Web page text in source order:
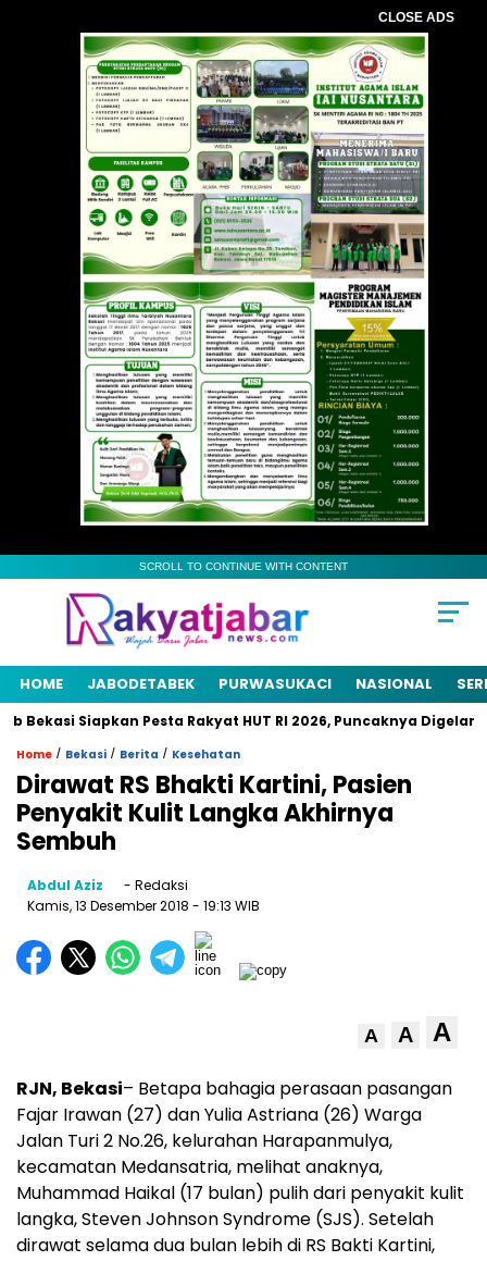
CLOSE ADS
SCROLL TO CONTINUE WITH CONTENT
HOME JABODETABEK PURWASUKACI NASIONAL
Siapkan Pesta Rakyat HUT RI 2026, Puncaknya Digelar 21
Home / Bekasi / Berita / Kesehatan
Dirawat RS Bhakti Kartini, Pasien
Penyakit Kulit Langka Akhirnya
Sembuh
Abdul Aziz
- Redaksi
Kamis, 13 Desember 2018 - 19:13 WIB
A A A
RJN, Bekasi– Betapa bahagia perasaan pasangan
Fajar Irawan (27) dan Yulia Astriana (26) Warga
Jalan Turi 2 No.26, kelurahan Harapanmulya,
kecamatan Medansatria, melihat anaknya,
Muhammad Haikal (17 bulan) pulih dari penyakit kulit
langka, Steven Johnson Syndrome (SJS). Setelah
dirawat selama dua bulan lebih di RS Bakti Kartini,